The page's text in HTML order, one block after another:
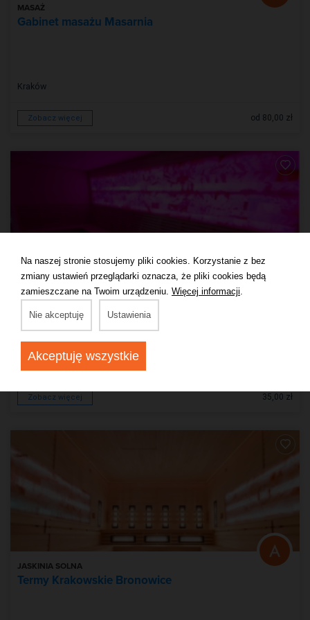
MASAŻ
Gabinet masażu Masarnia
Kraków
Zobacz więcej od 80,00 zł
JASKINIA SOLNA
Termy Krakowskie Forum
Zobacz więcej 35,00 zł
JASKINIA SOLNA
Termy Krakowskie Bronowice
Na naszej stronie stosujemy pliki cookies. Korzystanie z bez
zmiany ustawień przeglądarki oznacza, że pliki cookies będą
zamieszczane na Twoim urządzeniu. Więcej informacji
Nie akceptuję Ustawienia
Akceptuję wszystkie